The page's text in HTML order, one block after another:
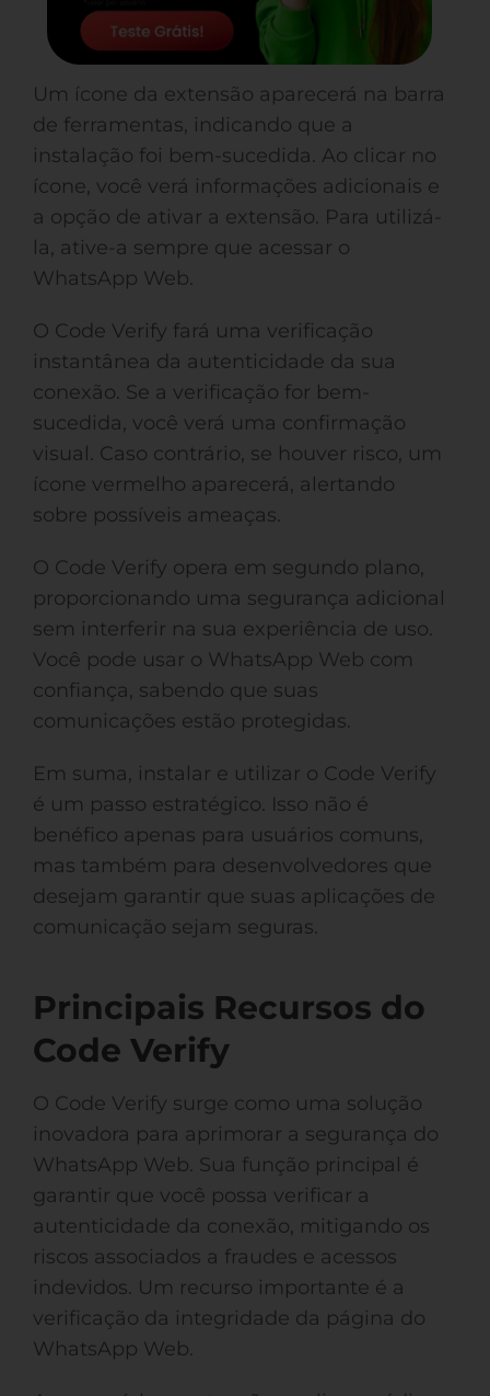
Um ícone da extensão aparecerá na barra
de ferramentas, indicando que a
instalação foi bem-sucedida. Ao clicar no
ícone, você verá informações adicionais e
a opção de ativar a extensão. Para utilizá-
la, ative-a sempre que acessar o
WhatsApp Web.
O Code Verify fará uma verificação
instantânea da autenticidade da sua
conexão. Se a verificação for bem-
sucedida, você verá uma confirmação
visual. Caso contrário, se houver risco, um
ícone vermelho aparecerá, alertando
sobre possíveis ameaças.
O Code Verify opera em segundo plano,
proporcionando uma segurança adicional
sem interferir na sua experiência de uso.
Você pode usar o WhatsApp Web com
confiança, sabendo que suas
comunicações estão protegidas.
Em suma, instalar e utilizar o Code Verify
é um passo estratégico. Isso não é
benéfico apenas para usuários comuns,
mas também para desenvolvedores que
desejam garantir que suas aplicações de
comunicação sejam seguras.
Principais Recursos do
Code Verify
O Code Verify surge como uma solução
inovadora para aprimorar a segurança do
WhatsApp Web. Sua função principal é
garantir que você possa verificar a
autenticidade da conexão, mitigando os
riscos associados a fraudes e acessos
indevidos. Um recurso importante é a
verificação da integridade da página do
WhatsApp Web.